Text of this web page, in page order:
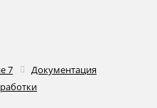
7
Документация